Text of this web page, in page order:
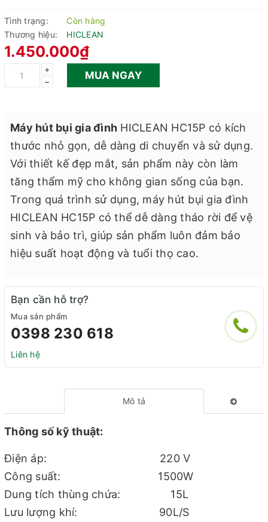
Tình trạng:
Còn hàng
Thương hiệu:
HICLEAN
1.450.000₫
+
–
MUA NGAY
Máy hút bụi gia đình HICLEAN HC15P có kích
thước nhỏ gọn, dễ dàng di chuyển và sử dụng.
Với thiết kế đẹp mắt, sản phẩm này còn làm
tăng thẩm mỹ cho không gian sống của bạn.
Trong quá trình sử dụng, máy hút bụi gia đình
HICLEAN HC15P có thể dễ dàng tháo rời để vệ
sinh và bảo trì, giúp sản phẩm luôn đảm bảo
hiệu suất hoạt động và tuổi thọ cao.
Bạn cần hỗ trợ?
Mua sản phẩm
0398 230 618
Liên hệ
Mô tả
Thông số kỹ thuật:
Điện áp: 220 V
Công suất: 1500W
Dung tích thùng chứa: 15L
Lưu lượng khí: 90L/S